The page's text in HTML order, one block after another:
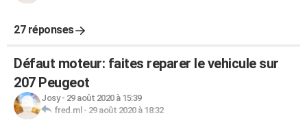
27 réponses
Défaut moteur: faites reparer le vehicule sur
207 Peugeot
Josy- 29 août 2020 à 15:39
fred.ml - 29 août 2020 à 18:32